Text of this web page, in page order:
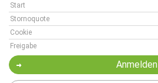
Start
Stornoquote
Cookie
Freigabe
Anmelden